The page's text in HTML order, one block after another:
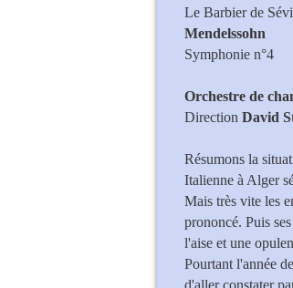
Le Barbier de
Mendelssohn
Symphonie n°4
Orchestre de
Direction David
Résumons la
Italienne à Alger
Mais très vite les
prononcé. Puis
l'aise et une
Pourtant l'année
d'aller constater